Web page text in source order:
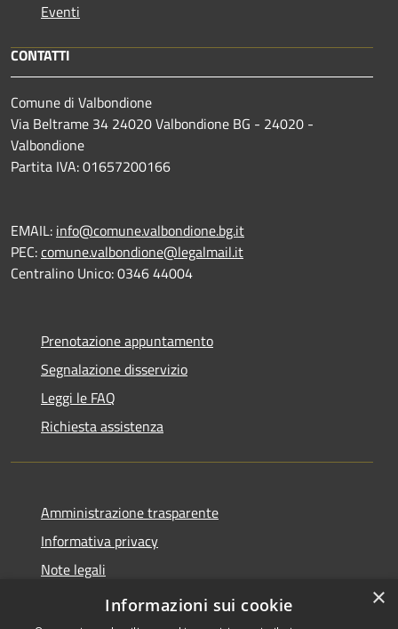
Eventi
CONTATTI
Comune di Valbondione
Via Beltrame 34 24020 Valbondione BG - 24020 -
Valbondione
Partita IVA: 01657200166
EMAIL: info@comune.valbondione.bg.it
PEC:comune.valbondione@legalmail.it
Centralino Unico: 0346 44004
Prenotazione appuntamento
Segnalazione disservizio
Leggi le FAQ
Richiesta assistenza
Amministrazione trasparente
Informativa privacy
Note legali
Dichiarazione di accessibilità
×
Informazioni sui cookie